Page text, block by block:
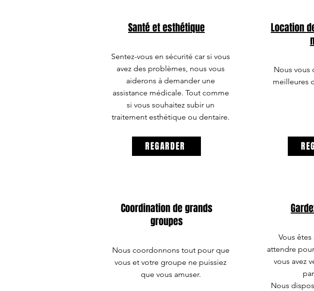
Santé et esthétique
Sentez-vous en sécurité car si vous
avez des problèmes, nous vous
aiderons à demander une
assistance médicale. Tout comme
si vous souhaitez subir un
traitement esthétique ou dentaire.
REGARDER
Coordination de grands
groupes
Nous coordonnons tout pour que
vous et votre groupe ne puissiez
que vous amuser.
Location
Nous vous
meilleures
Vous
attendre
vous avez
Nous